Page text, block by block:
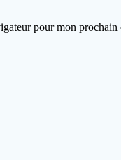
pour mon prochain